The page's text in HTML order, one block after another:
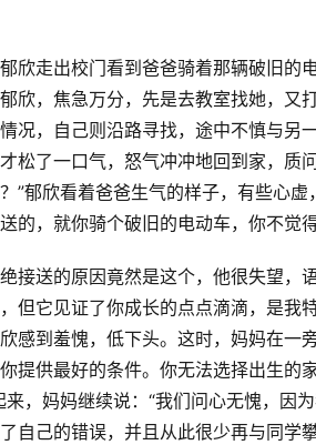
欣走出校门看到爸爸骑着那辆破旧的
欣，焦急万分，先是去教室找她，又
况，自己则沿路寻找，途中不慎与另
松了一口气，怒气冲冲地回到家，质
”郁欣看着爸爸生气的样子，有些心
的，就你骑个破旧的电动车，你不觉
接送的原因竟然是这个，他很失望，
但它见证了你成长的点点滴滴，是我
感到羞愧，低下头。这时，妈妈在一
提供最好的条件。你无法选择出生的
来，妈妈继续说：“我们问心无愧，因
自己的错误，并且从此很少再与同学攀